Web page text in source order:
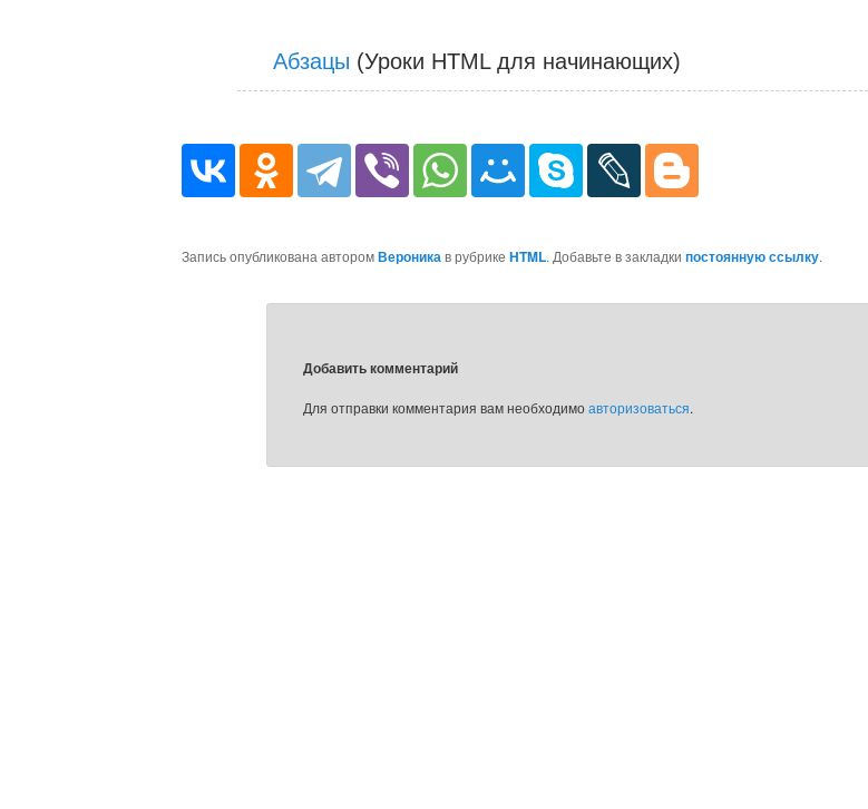
Абзацы (Уроки HTML для начинающих)
Запись опубликована авторомВероникав рубрикеHTML. Добавьте в закладкипостоянную ссылку.
Добавить комментарий
Для отправки комментария вам необходимоавторизоваться.